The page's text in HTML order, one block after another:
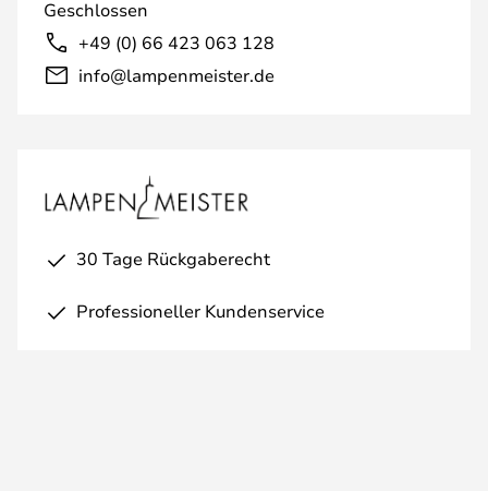
Geschlossen
+49 (0) 66 423 063 128
info@lampenmeister.de
30 Tage Rückgaberecht
Professioneller Kundenservice